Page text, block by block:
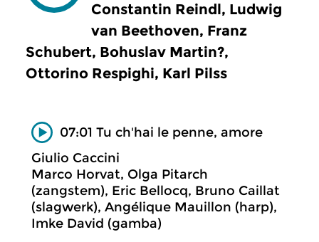
Constantin Reindl, Ludwig
van Beethoven, Franz
Schubert, Bohuslav Martin?,
Ottorino Respighi, Karl Pilss
07:01 Tu ch'hai le penne, amore
Giulio Caccini
Marco Horvat, Olga Pitarch
(zangstem), Eric Bellocq, Bruno Caillat
(slagwerk), Angélique Mauillon (harp),
Imke David (gamba)